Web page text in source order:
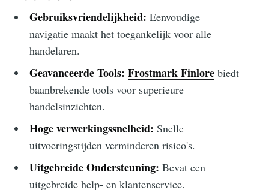
Gebruiksvriendelijkheid: Eenvoudige
navigatie maakt het toegankelijk voor alle
handelaren.
Geavanceerde Tools: Frostmark Finlorebiedt
baanbrekende tools voor superieure
handelsinzichten.
Hoge verwerkingssnelheid: Snelle
uitvoeringstijden verminderen risico's.
Uitgebreide Ondersteuning: Bevat een
uitgebreide help- en klantenservice.